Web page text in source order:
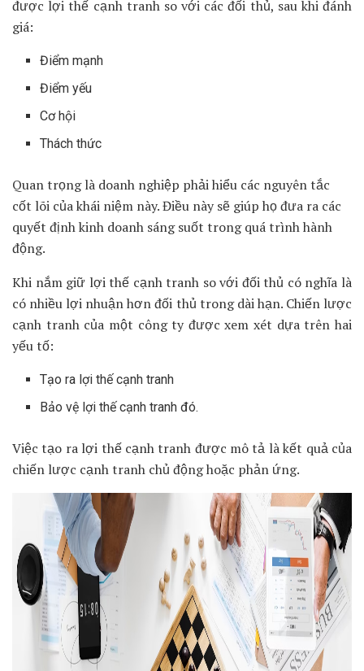
được lợi thế cạnh tranh so với các đối thủ, sau khi đánh
giá:
Điểm mạnh
Điểm yếu
Cơ hội
Thách thức
Quan trọng là doanh nghiệp phải hiểu các nguyên tắc
cốt lõi của khái niệm này. Điều này sẽ giúp họ đưa ra các
quyết định kinh doanh sáng suốt trong quá trình hành
động.
Khi nắm giữ lợi thế cạnh tranh so với đối thủ có nghĩa là
có nhiều lợi nhuận hơn đối thủ trong dài hạn. Chiến lược
cạnh tranh của một công ty được xem xét dựa trên hai
yếu tố:
Tạo ra lợi thế cạnh tranh
Bảo vệ lợi thế cạnh tranh đó.
Việc tạo ra lợi thế cạnh tranh được mô tả là kết quả của
chiến lược cạnh tranh chủ động hoặc phản ứng.